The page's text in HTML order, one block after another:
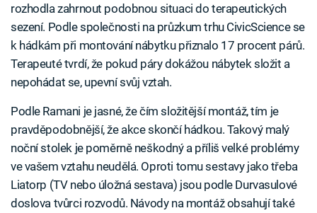
rozhodla zahrnout podobnou situaci do terapeutických
sezení. Podle společnosti na průzkum trhu CivicScience se
k hádkám při montování nábytku přiznalo 17 procent párů.
Terapeuté tvrdí, že pokud páry dokážou nábytek složit a
nepohádat se, upevní svůj vztah.
Podle Ramani je jasné, že čím složitější montáž, tím je
pravděpodobnější, že akce skončí hádkou. Takový malý
noční stolek je poměrně neškodný a příliš velké problémy
ve vašem vztahu neudělá. Oproti tomu sestavy jako třeba
Liatorp (TV nebo úložná sestava) jsou podle Durvasulové
doslova tvůrci rozvodů. Návody na montáž obsahují také